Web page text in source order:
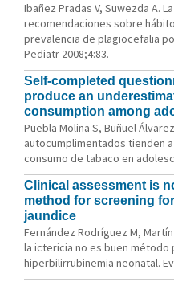
Ibañez Pradas V, Suwezda A.
recomendaciones sobre
prevalencia de plagiocefalia
Pediatr 2008;4:83.
Self-completed
produce an
consumption among
Puebla Molina S, Buñuel
autocumplimentados tienden
consumo de tabaco en
Clinical assessment is
method for screening
jaundice
Fernández Rodríguez M,
la ictericia no es buen método
hiperbilirrubinemia neonatal.